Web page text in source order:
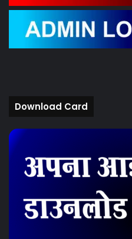
Download Card